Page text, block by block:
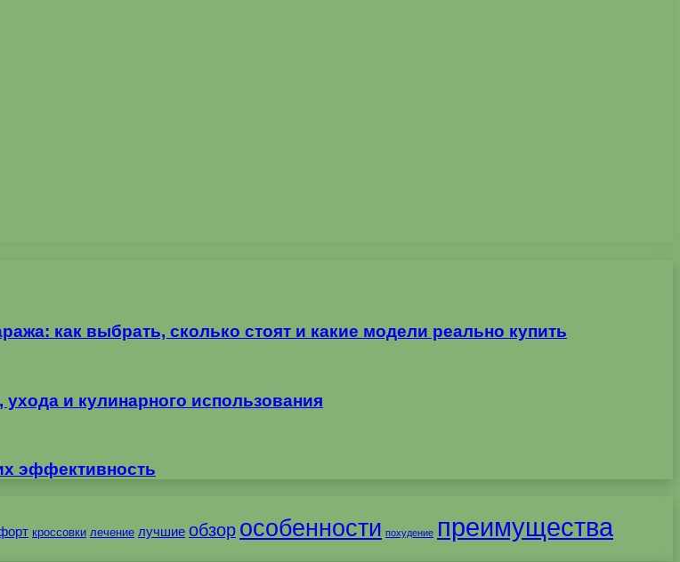
как выбрать, сколько стоят и какие модели реально купить
и кулинарного использования
эффективность
кроссовки лечение лучшие обзор особенности похудение преимущества